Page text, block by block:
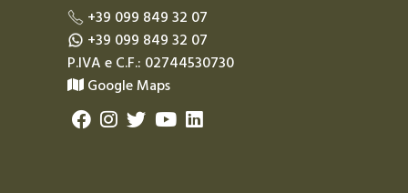
+39 099 849 32 07
+39 099 849 32 07
P.IVA e C.F.: 02744530730
Google Maps